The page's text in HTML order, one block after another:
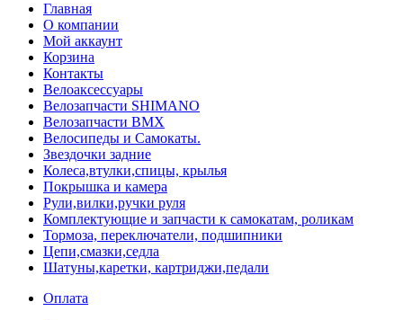
Главная
О компании
Мой аккаунт
Корзина
Контакты
Велоаксессуары
Велозапчасти SHIMANO
Велозапчасти BMX
Велосипеды и Самокаты.
Звездочки задние
Колеса,втулки,спицы, крылья
Покрышка и камера
Рули,вилки,ручки руля
Комплектующие и запчасти к самокатам, роликам
Тормоза, переключатели, подшипники
Цепи,смазки,седла
Шатуны,каретки, картриджи,педали
Оплата